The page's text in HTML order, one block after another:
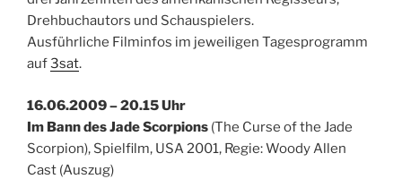
Drehbuchautors und Schauspielers.
Ausführliche Filminfos im jeweiligen Tagesprogramm
auf3sat.
16.06.2009 – 20.15 Uhr
Im Bann des Jade Scorpions (The Curse of the Jade
Scorpion), Spielfilm, USA 2001, Regie: Woody Allen
Cast (Auszug)